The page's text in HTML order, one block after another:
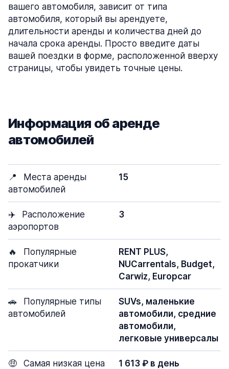
вашего автомобиля, зависит от типа
автомобиля, который вы арендуете,
длительности аренды и количества дней до
начала срока аренды. Просто введите даты
вашей поездки в форме, расположенной вверху
страницы, чтобы увидеть точные цены.
Информация об аренде
автомобилей
📍
Места аренды
автомобилей
15
✈️
Расположение
аэропортов
3
🔥
Популярные
прокатчики
RENT PLUS,
NUCarrentals, Budget,
Carwiz, Europcar
🚗
Популярные типы
автомобилей
SUVs, маленькие
автомобили, средние
автомобили,
легковые универсалы
🤑 Самая низкая цена 1 613 ₽ в день